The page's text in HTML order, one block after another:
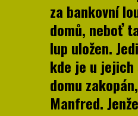
za bankovní
domů, neboť
lup uložen.
kde je u
domu
Manfred.